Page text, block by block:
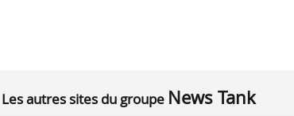
Les autres sites du groupe News Tank